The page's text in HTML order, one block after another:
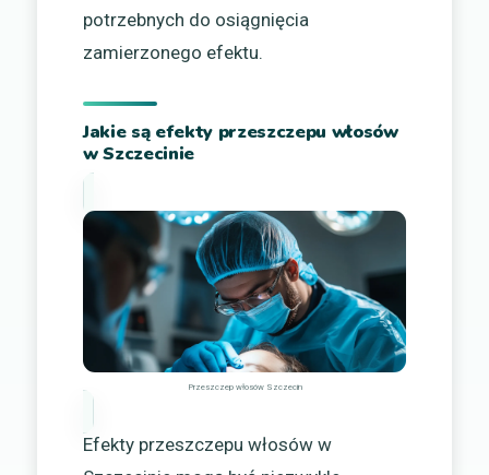
potrzebnych do osiągnięcia
zamierzonego efektu.
Jakie są efekty przeszczepu włosów
w Szczecinie
Przeszczep włosów Szczecin
Efekty przeszczepu włosów w